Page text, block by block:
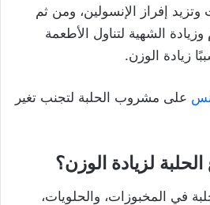
وتزيد إفراز الإنسولين، ومن ثم
الشهية لتناول الأطعمة
زيادة الوزن.
على مشروب الحلبة لتجنب تغير
لزيادة الوزن؟
في المخبوزات، والحلويات،